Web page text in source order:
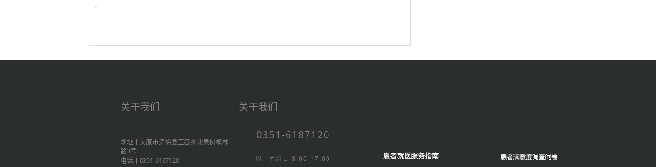
关于我们
地址丨太原市清徐县王答乡北录树枫林
路3号
电话丨0351-6187120
关于我们
0351-6187120
周一至周日 8:00-17:00